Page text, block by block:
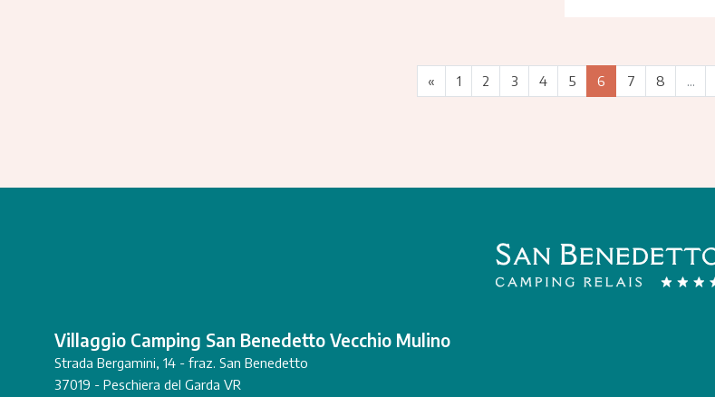
« 1 2 3 4 5 6 7 8 ...
Villaggio Camping San Benedetto Vecchio Mulino
Strada Bergamini, 14 - fraz. San Benedetto
37019 - Peschiera del Garda VR